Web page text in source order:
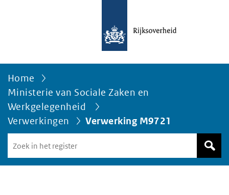
Home
Ministerie van Sociale Zaken en
Werkgelegenheid
Verwerkingen
Verwerking M9721
in
het